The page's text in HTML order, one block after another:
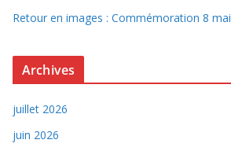
Retour en images : Commémoration 8 mai
Archives
juillet 2026
juin 2026